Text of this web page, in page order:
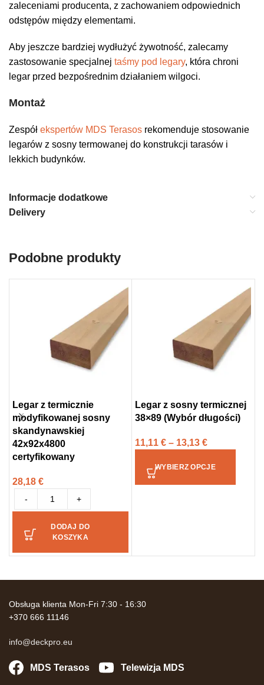
zaleceniami producenta, z zachowaniem odpowiednich
odstępów między elementami.
Aby jeszcze bardziej wydłużyć żywotność, zalecamy
zastosowanie specjalnej taśmy pod legary, która chroni
legar przed bezpośrednim działaniem wilgoci.
Montaż
Zespół ekspertów MDS Terasos rekomenduje stosowanie
legarów z sosny termowanej do konstrukcji tarasów i
lekkich budynków.
Informacje dodatkowe
Delivery
Podobne produkty
Legar z termicznie
modyfikowanej sosny
skandynawskiej
42x92x4800
certyfikowany
28,18 €
- +
DODAJ DO
KOSZYKA
Legar z sosny termicznej
38×89 (Wybór długości)
11,11 € – 13,13 €
WYBIERZ OPCJE
Obsługa klienta Mon-Fri 7:30 - 16:30
+370 666 11146
info@deckpro.eu
MDS Terasos Telewizja MDS